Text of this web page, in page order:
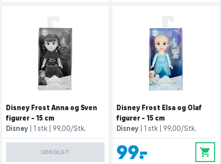
Disney Frost Anna og Sven
figurer - 15 cm
Disney
1 stk 99,00/Stk.
UDSOLGT
Disney Frost Elsa og Olaf
figurer - 15 cm
Disney
1 stk 99,00/Stk.
99,- 0